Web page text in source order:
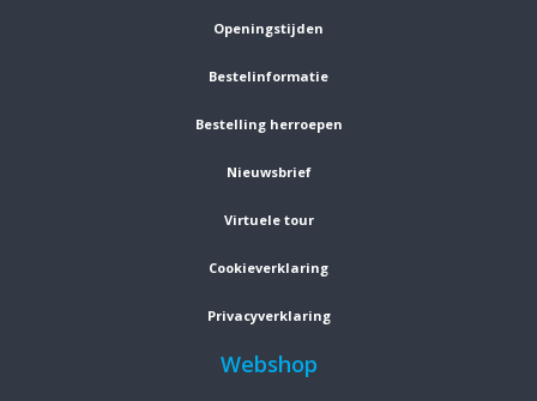
Openingstijden
Bestelinformatie
Bestelling herroepen
Nieuwsbrief
Virtuele tour
Cookieverklaring
Privacyverklaring
Webshop